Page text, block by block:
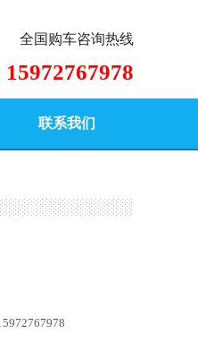
全国购车咨询热线
15972767978
联系我们